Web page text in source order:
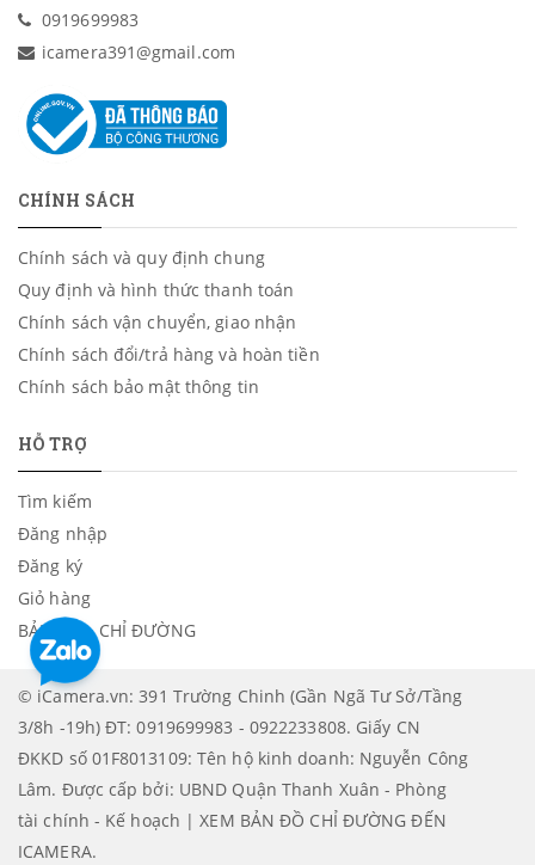
Samson
Boya
Rode
Saramonic
Salar
Chưa phân loại
0919699983
icamera391@gmail.com
CHÍNH SÁCH
Chính sách và quy định chung
Quy định và hình thức thanh toán
Chính sách vận chuyển, giao nhận
Chính sách đổi/trả hàng và hoàn tiền
Chính sách bảo mật thông tin
HỖ TRỢ
Tìm kiếm
Đăng nhập
Đăng ký
Giỏ hàng
BẢN ĐỒ - CHỈ ĐƯỜNG
© iCamera.vn: 391 Trường Chinh (Gần Ngã Tư Sở/Tầng
3/8h -19h) ĐT: 0919699983 - 0922233808. Giấy CN
ĐKKD số 01F8013109: Tên hộ kinh doanh: Nguyễn Công
Lâm. Được cấp bởi: UBND Quận Thanh Xuân - Phòng
tài chính - Kế hoạch | XEM BẢN ĐỒ CHỈ ĐƯỜNG ĐẾN
ICAMERA.